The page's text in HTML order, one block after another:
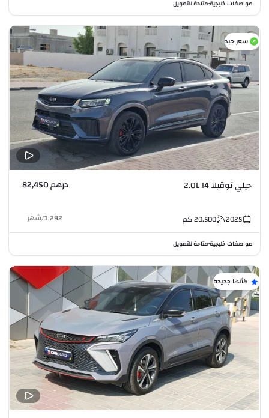
مواصفات خليجية•متاحة للتمويل
سعر جيد
جيلي توقيلا 2.0L I4 درهم 82,450
2025
20,500كم 1,292
/شهر
مواصفات خليجية•متاحة للتمويل
كأنها جديدة